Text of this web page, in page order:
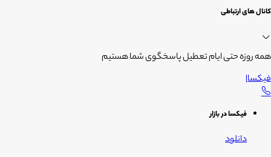
کانال های ارتباطی
همه روزه حتی ایام تعطیل پاسخگوی شما هستیم
فیکسا|
فیکسا در بازار
دانلود